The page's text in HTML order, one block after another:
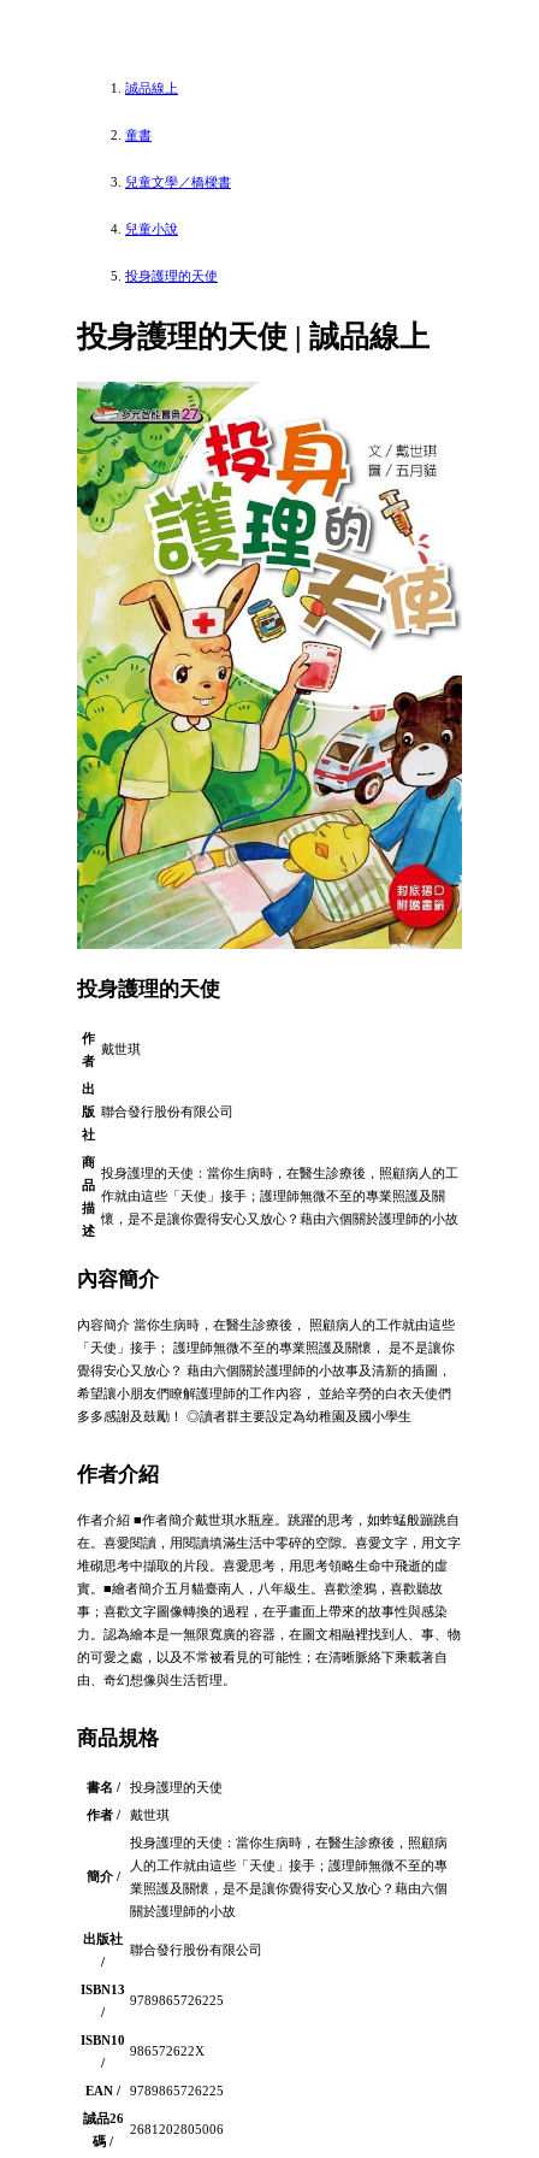
誠品線上
童書
兒童文學／橋樑書
兒童小說
投身護理的天使
投身護理的天使 | 誠品線上
投身護理的天使
作
者
戴世琪
出
版
社
聯合發行股份有限公司
商
品
描
述
投身護理的天使：當你生病時，在醫生診療後，照顧病人的工
作就由這些「天使」接手；護理師無微不至的專業照護及關
懷，是不是讓你覺得安心又放心？藉由六個關於護理師的小故
內容簡介
內容簡介 當你生病時，在醫生診療後， 照顧病人的工作就由這些
「天使」接手； 護理師無微不至的專業照護及關懷， 是不是讓你
覺得安心又放心？ 藉由六個關於護理師的小故事及清新的插圖，
希望讓小朋友們瞭解護理師的工作內容， 並給辛勞的白衣天使們
多多感謝及鼓勵！ ◎讀者群主要設定為幼稚園及國小學生
作者介紹
作者介紹 ■作者簡介戴世琪水瓶座。跳躍的思考，如蚱蜢般蹦跳自
在。喜愛閱讀，用閱讀填滿生活中零碎的空隙。喜愛文字，用文字
堆砌思考中擷取的片段。喜愛思考，用思考領略生命中飛逝的虛
實。■繪者簡介五月貓臺南人，八年級生。喜歡塗鴉，喜歡聽故
事；喜歡文字圖像轉換的過程，在乎畫面上帶來的故事性與感染
力。認為繪本是一無限寬廣的容器，在圖文相融裡找到人、事、物
的可愛之處，以及不常被看見的可能性；在清晰脈絡下乘載著自
由、奇幻想像與生活哲理。
商品規格
書名 /
投身護理的天使
作者 /
戴世琪
簡介 /
投身護理的天使：當你生病時，在醫生診療後，照顧病
人的工作就由這些「天使」接手；護理師無微不至的專
業照護及關懷，是不是讓你覺得安心又放心？藉由六個
關於護理師的小故
出版社
/
聯合發行股份有限公司
ISBN13
/
9789865726225
ISBN10
/
986572622X
EAN /
9789865726225
誠品26
碼 /
2681202805006